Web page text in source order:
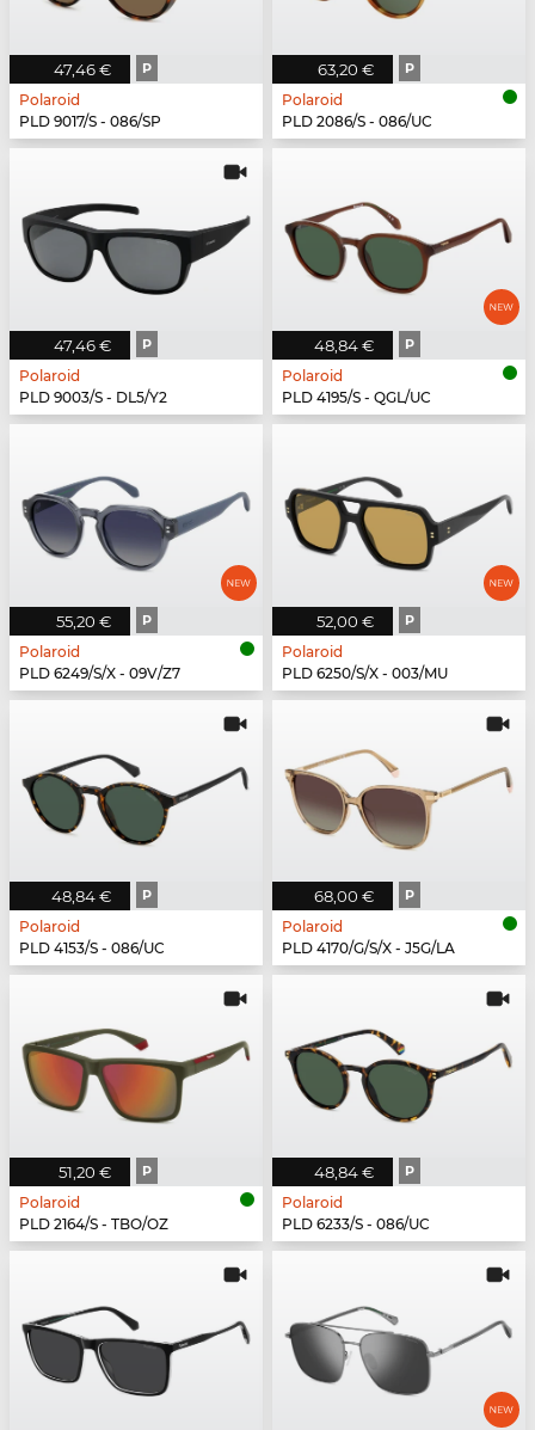
47,46 € P
Polaroid
PLD 9017/S - 086/SP
63,20 € P
Polaroid
PLD 2086/S - 086/UC
47,46 € P
Polaroid
PLD 9003/S - DL5/Y2
48,84 € P
Polaroid
PLD 4195/S - QGL/UC
55,20 € P
Polaroid
PLD 6249/S/X - 09V/Z7
52,00 € P
Polaroid
PLD 6250/S/X - 003/MU
48,84 € P
Polaroid
PLD 4153/S - 086/UC
68,00 € P
Polaroid
PLD 4170/G/S/X - J5G/LA
51,20 € P
Polaroid
PLD 2164/S - TBO/OZ
48,84 € P
Polaroid
PLD 6233/S - 086/UC